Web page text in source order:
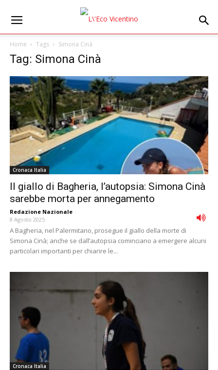
Home Tags Simona Cinà
Tag: Simona Cinà
Cronaca Italia
Il giallo di Bagheria, l’autopsia: Simona Cinà
sarebbe morta per annegamento
Redazione Nazionale -
8 Agosto 2025
A Bagheria, nel Palermitano, prosegue il giallo della morte di
Simona Cinà; anche se dall’autopsia cominciano a emergere alcuni
particolari importanti per chiarire le...
Cronaca Italia